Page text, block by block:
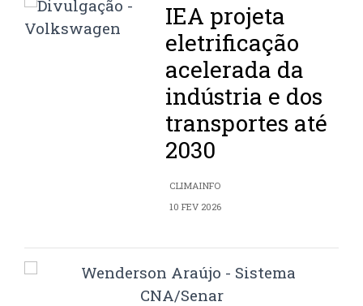
IEA projeta
eletrificação
acelerada da
indústria e dos
transportes até
2030
CLIMAINFO
10 FEV 2026